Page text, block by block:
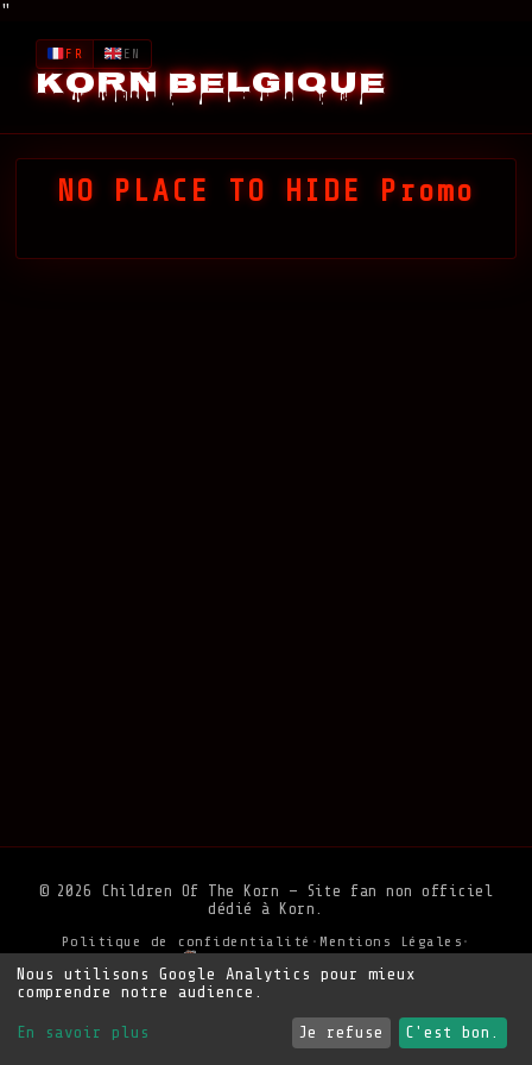
"
Korn Belgique
FR EN
NO PLACE TO HIDE Promo
© 2026 Children Of The Korn — Site fan non officiel
dédié à Korn.
Politique de confidentialité • Mentions Légales •
Soutenir le site
Nous utilisons Google Analytics pour mieux
comprendre notre audience.
En savoir plus Je refuse C'est bon.